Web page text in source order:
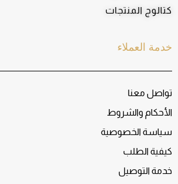
خدمة العملاء
تواصل معنا
الأحكام والشروط
سياسة الخصوصية
كيفية الطلب
خدمة التوصيل
كتالوج المنتجات